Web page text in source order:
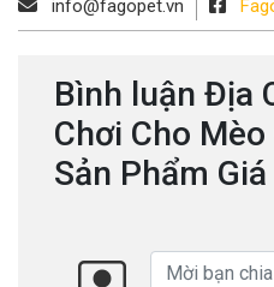
info@fagopet.vn
Bình luận Địa
Chơi Cho
Sản Phẩm Giá